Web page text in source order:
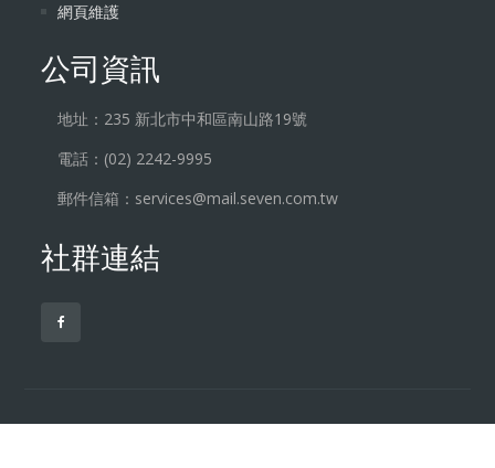
網頁維護
公司資訊
地址：235 新北市中和區南山路19號
電話：(02) 2242-9995
郵件信箱：services@mail.seven.com.tw
社群連結